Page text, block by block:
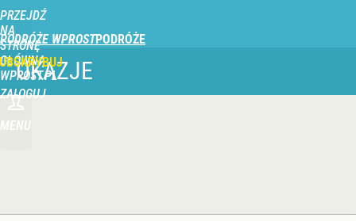
PRZEJDŹ
NA
STRONĘ
GŁÓWNĄ
WPROST.PL
PODRÓŻE WPROST
ZALOGUJ
MENU
OKAZJE